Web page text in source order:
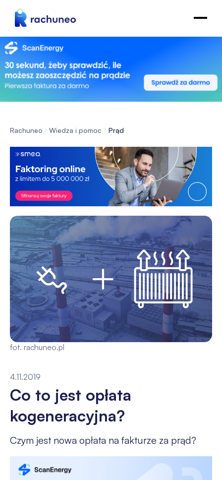
Rachuneo Wiedza i pomoc Prąd
4.11.2019
Co to jest opłata
kogeneracyjna?
Czym jest nowa opłata na fakturze za prąd?
fot. rachuneo.pl